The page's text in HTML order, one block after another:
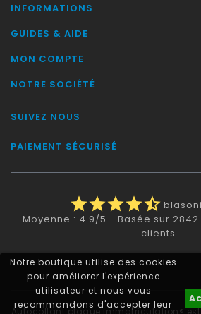
Notre boutique utilise des cookies
pour améliorer l'expérience
utilisateur et nous vous
recommandons d'accepter leur
INFORMATIONS
GUIDES & AIDE
MON COMPTE
NOTRE SOCIÉTÉ
SUIVEZ NOUS
PAIEMENT SÉCURISÉ
starstarstarstarstar_half
Moyenne : 4.9/5 - Basée sur 2842
clients
Autocollant plaque immatriculation®